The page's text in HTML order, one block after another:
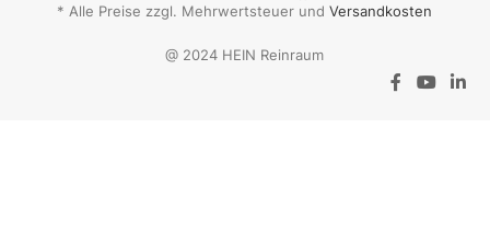
* Alle Preise zzgl. Mehrwertsteuer undVersandkosten
@ 2024 HEIN Reinraum